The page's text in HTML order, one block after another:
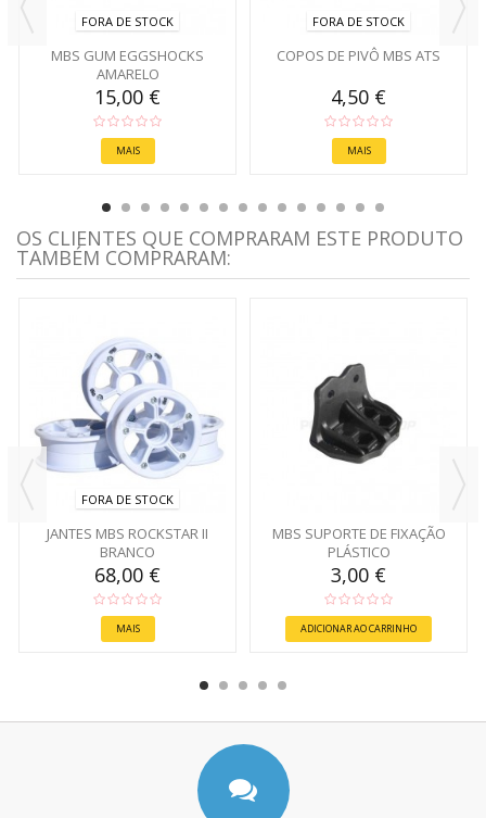
FORA DE STOCK
MBS GUM EGGSHOCKS
AMARELO
15,00 €
MAIS
FORA DE STOCK
COPOS DE PIVÔ MBS ATS
4,50 €
MAIS
OS CLIENTES QUE COMPRARAM ESTE PRODUTO
TAMBÉM COMPRARAM:
FORA DE STOCK
JANTES MBS ROCKSTAR II
BRANCO
68,00 €
MAIS
MBS SUPORTE DE FIXAÇÃO
PLÁSTICO
3,00 €
ADICIONAR AO CARRINHO